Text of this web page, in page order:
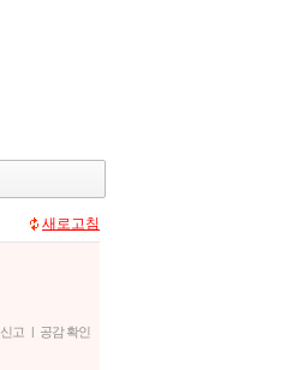
새로고침
신고 | 공감 확인